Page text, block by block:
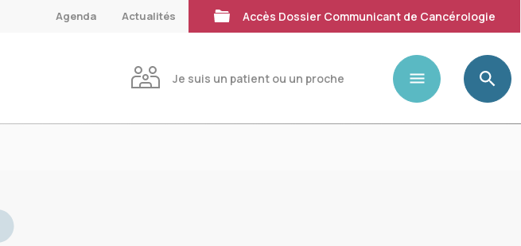
Agenda Actualités Accès Dossier Communicant de Cancérologie
Je suis un patient ou un proche